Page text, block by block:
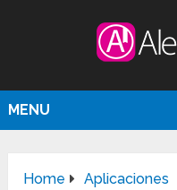
MENU
Home
Aplicaciones